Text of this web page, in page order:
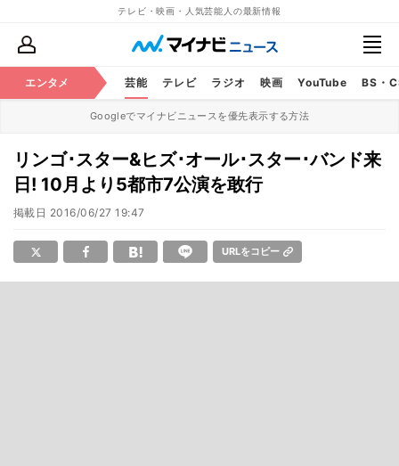
テレビ・映画・人気芸能人の最新情報
エンタメ 芸能 テレビ ラジオ 映画 YouTube BS・
Googleでマイナビニュースを優先表示する方法
リンゴ･スター&ヒズ･オール･スター･バンド来
日! 10月より5都市7公演を敢行
掲載日 2016/06/27 19:47
URLをコピー